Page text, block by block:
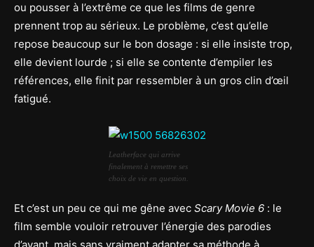
ou pousser à l’extrême ce que les films de genre
prennent trop au sérieux. Le problème, c’est qu’elle
repose beaucoup sur le bon dosage : si elle insiste trop,
elle devient lourde ; si elle se contente d’empiler les
références, elle finit par ressembler à un gros clin d’œil
fatigué.
Leatherface qui arrive
finalement à remettre ses
choix de vie en question.
Et c’est un peu ce qui me gêne avec Scary Movie 6 : le
film semble vouloir retrouver l’énergie des parodies